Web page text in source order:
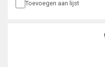
Toevoegen aan lijst